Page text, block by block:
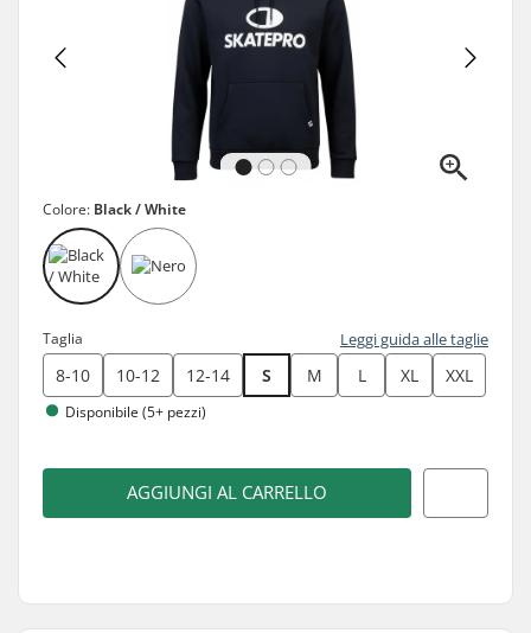
Colore: Black / White
Taglia Leggi guida alle taglie
8-10 10-12 12-14 S M L XL XXL
Disponibile (5+ pezzi)
AGGIUNGI AL CARRELLO